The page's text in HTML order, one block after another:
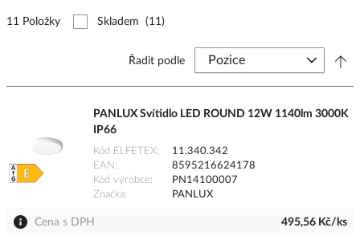
11 Položky Skladem (11)
Řadit podle
PANLUX Svítidlo LED ROUND 12W 1140lm 3000K
IP66
Kód ELFETEX
11.340.342
EAN
8595216624178
Kód výrobce
PN14100007
Značka
PANLUX
Cena s DPH 495,56 Kč/ks